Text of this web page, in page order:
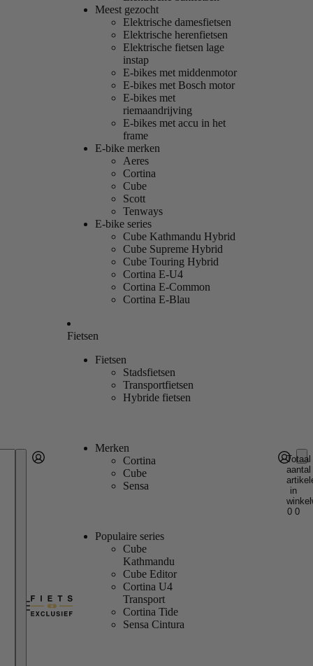
Meest gezocht
Elektrische damesfietsen
Elektrische herenfietsen
Elektrische fietsen lage
instap
E-bikes met middenmotor
E-bikes met Bosch motor
E-bikes met
riemaandrijving
E-bikes met accu in het
frame
E-bike merken
Aeres
Cortina
Cube
Scott
Tenways
E-bike series
Cube Kathmandu Hybrid
Cube Supreme Hybrid
Cube Touring Hybrid
Cortina E-U4
Cortina E-Common
Cortina E-Blau
Fietsen
Fietsen
Stadsfietsen
Transportfietsen
Hybride fietsen
Merken
Cortina
Cube
Sensa
Populaire series
Cube
Kathmandu
Cube Editor
Cortina U4
Transport
Cortina Tide
Sensa Cintura
Andere inlogoptiesInloggen
Totaal
aantal
in
0 0